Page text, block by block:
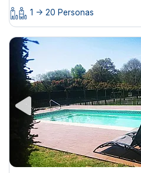
1 -> 20 Personas